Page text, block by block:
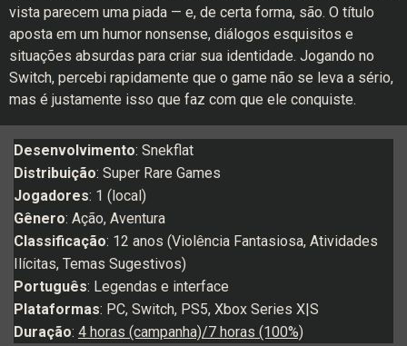
vista parecem uma piada — e, de certa forma, são. O título
aposta em um humor nonsense, diálogos esquisitos e
situações absurdas para criar sua identidade. Jogando no
Switch, percebi rapidamente que o game não se leva a sério,
mas é justamente isso que faz com que ele conquiste.
Desenvolvimento: Snekflat
Distribuição: Super Rare Games
Jogadores: 1 (local)
Gênero: Ação, Aventura
Classificação: 12 anos (Violência Fantasiosa, Atividades
Ilícitas, Temas Sugestivos)
Português: Legendas e interface
Plataformas: PC, Switch, PS5, Xbox Series X|S
Duração: 4 horas (campanha)/7 horas (100%)